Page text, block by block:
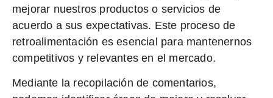
mejorar nuestros productos o servicios de
acuerdo a sus expectativas. Este proceso de
retroalimentación es esencial para mantenernos
competitivos y relevantes en el mercado.
Mediante la recopilación de comentarios,